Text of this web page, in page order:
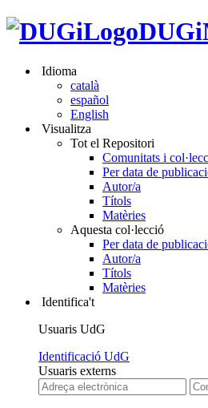
Idioma
català
español
English
Visualitza
Tot el Repositori
Comunitats i
Per data de
Autor/a
Títols
Matèries
Aquesta col·lecció
Per data de
Autor/a
Títols
Matèries
Identifica't
Usuaris UdG
Identificació UdG
Usuaris externs